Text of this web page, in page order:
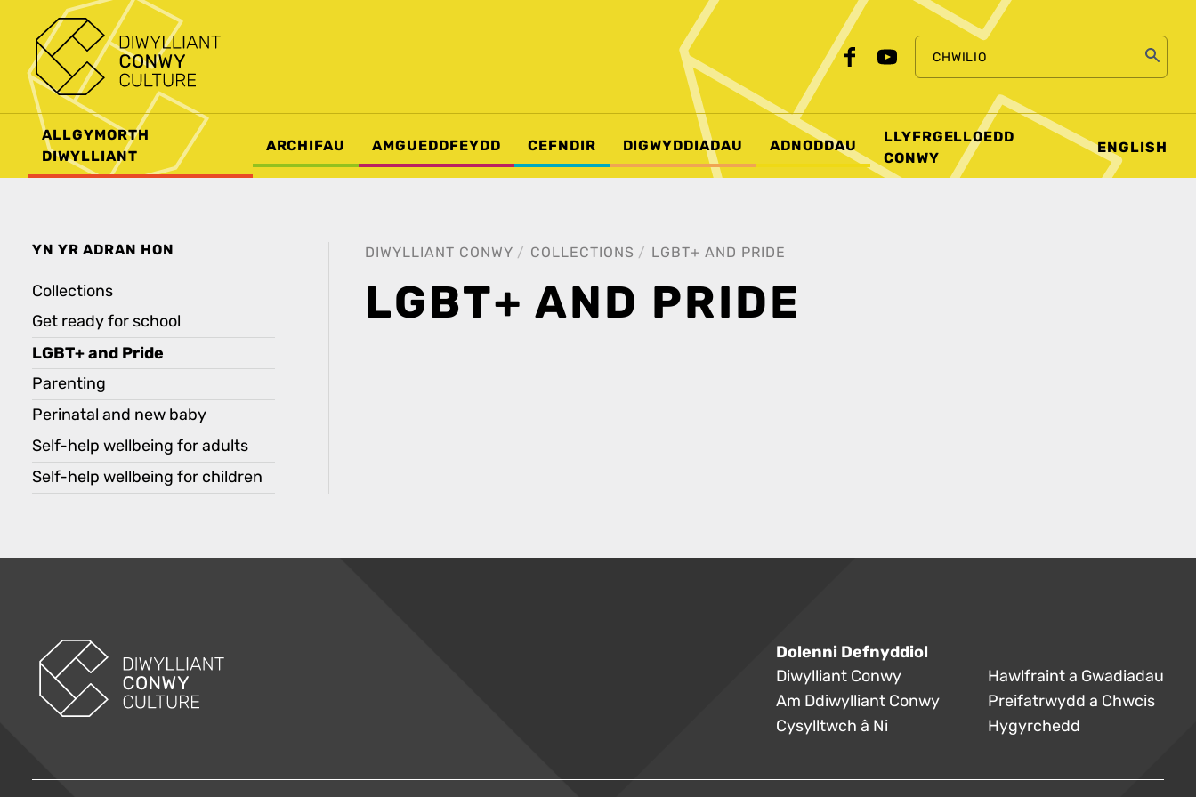
CHWILIO
ALLGYMORTH
DIWYLLIANT
ARCHIFAU AMGUEDDFEYDD CEFNDIR DIGWYDDIADAU ADNODDAU
LLYFRGELLOEDD
CONWY
ENGLISH
DIWYLLIANT CONWY COLLECTIONS LGBT+ AND PRIDE
LGBT+ AND PRIDE
YN YR ADRAN HON
Collections
Get ready for school
LGBT+ and Pride
Parenting
Perinatal and new baby
Self-help wellbeing for adults
Self-help wellbeing for children
Dolenni Defnyddiol
Diwylliant Conwy
Am Ddiwylliant Conwy
Cysylltwch â Ni
Hawlfraint a Gwadiadau
Preifatrwydd a Chwcis
Hygyrchedd